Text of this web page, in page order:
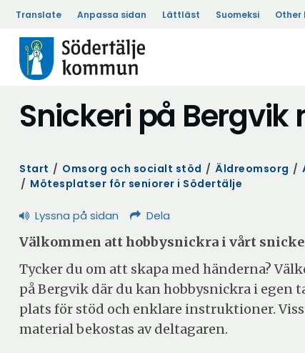
Translate Anpassa sidan Lättläst Suomeksi Other
Snickeri på
Start / Omsorg och socialt stöd / Äldreomsorg /
/ Mötesplatser för seniorer i Södertälje
Lyssna på sidan Dela
Välkommen att hobbysnickra i vårt
Tycker du om att skapa med händerna?
på Bergvik där du kan hobbysnickra i egen
plats för stöd och enklare instruktioner.
material bekostas av deltagaren.